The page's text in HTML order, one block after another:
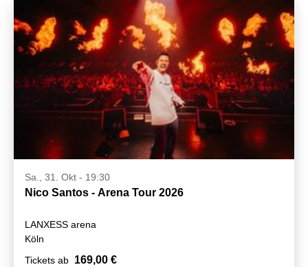
Sa., 31. Okt - 19:30
Nico Santos - Arena Tour 2026
LANXESS arena
Köln
Tickets ab 169,00 €